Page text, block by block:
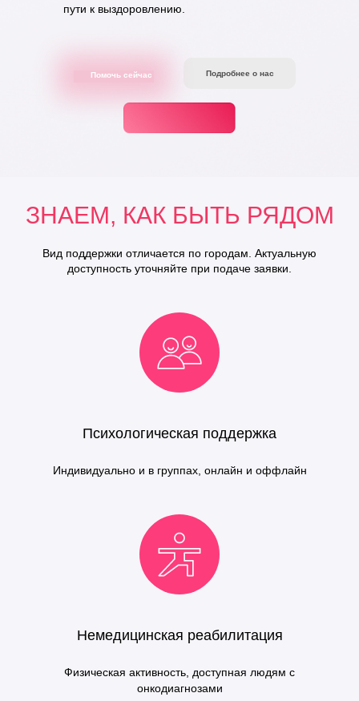
пути к выздоровлению.
Подробнее о нас
Помочь сейчас
ЗНАЕМ, КАК БЫТЬ РЯДОМ
Вид поддержки отличается по городам. Актуальную
доступность уточняйте при подаче заявки.
Психологическая поддержка
Индивидуально и в группах, онлайн и оффлайн
Немедицинская реабилитация
Физическая активность, доступная людям с
онкодиагнозами